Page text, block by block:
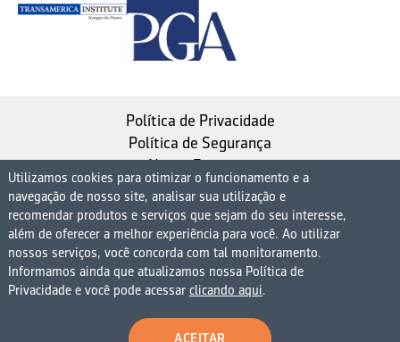
Política de Privacidade
Política de Segurança
Nosso Estatuto
Instituto de Longevidade MAG, uma empresa do
Grupo MAG
| CNPJ 08.474.765/0001-75
Avenida Presidente Juscelino Kubitschek, 1830, 15º
andar bloco 1 (parte), Condomínio Edifício São Luiz -
Vila Nova Conceição
Utilizamos cookies para otimizar o funcionamento e a
navegação de nosso site, analisar sua utilização e
recomendar produtos e serviços que sejam do seu interesse,
além de oferecer a melhor experiência para você. Ao utilizar
nossos serviços, você concorda com tal monitoramento.
Informamos ainda que atualizamos nossa Política de
Privacidade e você pode acessar clicando aqui.
ACEITAR